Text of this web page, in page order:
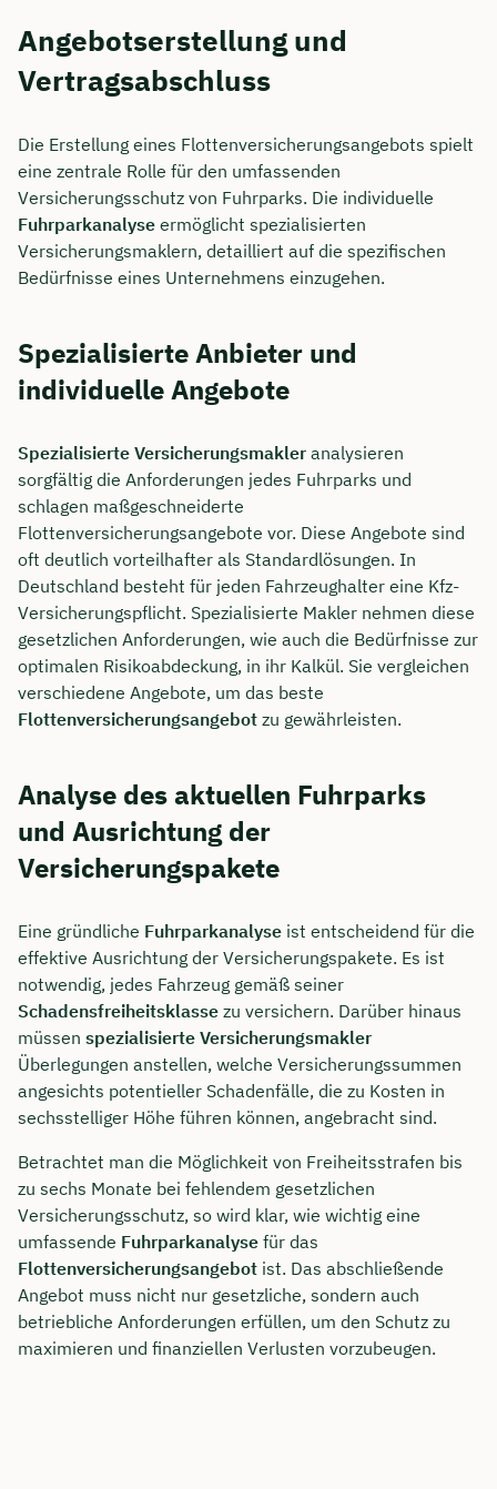
Angebotserstellung und
Vertragsabschluss
Die Erstellung eines Flottenversicherungsangebots spielt
eine zentrale Rolle für den umfassenden
Versicherungsschutz von Fuhrparks. Die individuelle
Fuhrparkanalyse ermöglicht spezialisierten
Versicherungsmaklern, detailliert auf die spezifischen
Bedürfnisse eines Unternehmens einzugehen.
Spezialisierte Anbieter und
individuelle Angebote
Spezialisierte Versicherungsmakler analysieren
sorgfältig die Anforderungen jedes Fuhrparks und
schlagen maßgeschneiderte
Flottenversicherungsangebote vor. Diese Angebote sind
oft deutlich vorteilhafter als Standardlösungen. In
Deutschland besteht für jeden Fahrzeughalter eine Kfz-
Versicherungspflicht. Spezialisierte Makler nehmen diese
gesetzlichen Anforderungen, wie auch die Bedürfnisse zur
optimalen Risikoabdeckung, in ihr Kalkül. Sie vergleichen
verschiedene Angebote, um das beste
Flottenversicherungsangebot zu gewährleisten.
Analyse des aktuellen Fuhrparks
und Ausrichtung der
Versicherungspakete
Eine gründliche Fuhrparkanalyse ist entscheidend für die
effektive Ausrichtung der Versicherungspakete. Es ist
notwendig, jedes Fahrzeug gemäß seiner
Schadensfreiheitsklasse zu versichern. Darüber hinaus
müssen spezialisierte Versicherungsmakler
Überlegungen anstellen, welche Versicherungssummen
angesichts potentieller Schadenfälle, die zu Kosten in
sechsstelliger Höhe führen können, angebracht sind.
Betrachtet man die Möglichkeit von Freiheitsstrafen bis
zu sechs Monate bei fehlendem gesetzlichen
Versicherungsschutz, so wird klar, wie wichtig eine
umfassende Fuhrparkanalyse für das
Flottenversicherungsangebot ist. Das abschließende
Angebot muss nicht nur gesetzliche, sondern auch
betriebliche Anforderungen erfüllen, um den Schutz zu
maximieren und finanziellen Verlusten vorzubeugen.